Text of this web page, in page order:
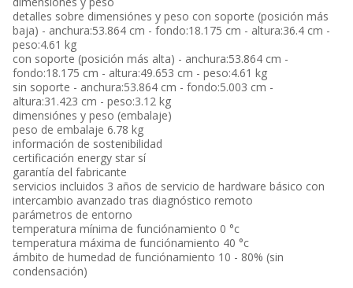
detalles sobre dimensiónes y peso con soporte (posición más
baja) - anchura:53.864 cm - fondo:18.175 cm - altura:36.4 cm -
peso:4.61 kg
con soporte (posición más alta) - anchura:53.864 cm -
fondo:18.175 cm - altura:49.653 cm - peso:4.61 kg
sin soporte - anchura:53.864 cm - fondo:5.003 cm -
altura:31.423 cm - peso:3.12 kg
dimensiónes y peso (embalaje)
peso de embalaje 6.78 kg
información de sostenibilidad
certificación energy star sí
garantía del fabricante
servicios incluidos 3 años de servicio de hardware básico con
intercambio avanzado tras diagnóstico remoto
parámetros de entorno
temperatura mínima de funciónamiento 0 °c
temperatura máxima de funciónamiento 40 °c
ámbito de humedad de funciónamiento 10 - 80% (sin
condensación)